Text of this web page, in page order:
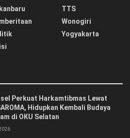
TTS
Wonogiri
Yogyakarta
Perkuat Harkamtibmas Lewat
Hidupkan Kembali Budaya
di OKU Selatan